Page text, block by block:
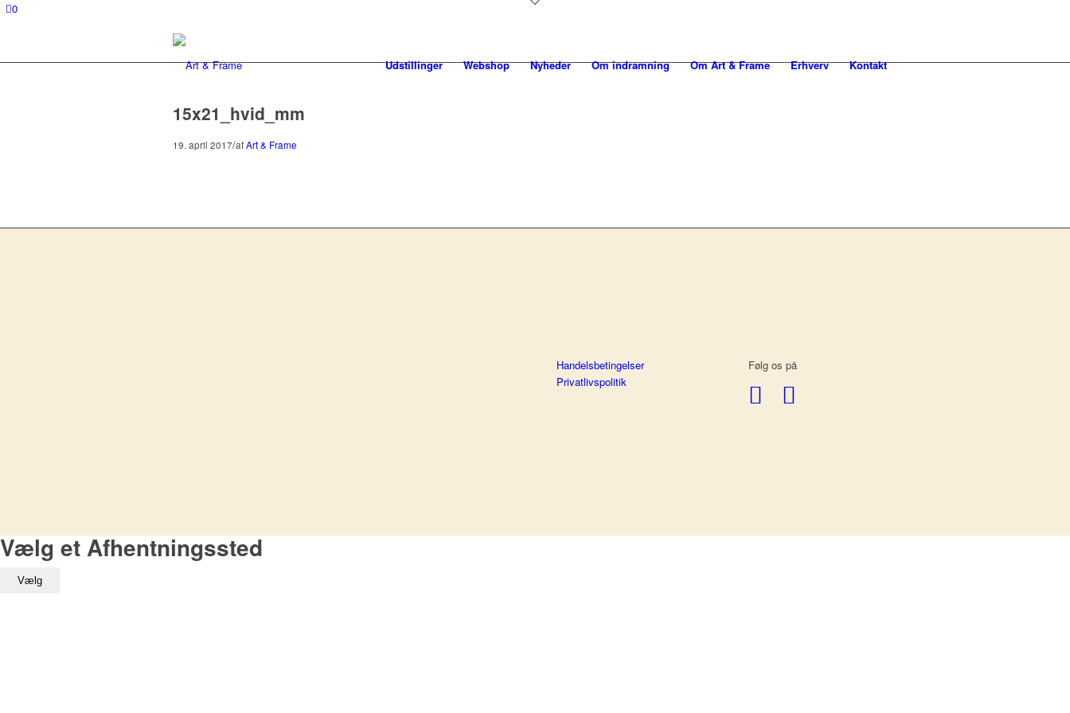
0
Udstillinger Webshop Nyheder Om indramning Om Art & Frame Erhverv Kontakt
15x21_hvid_mm
19. april 2017/afArt & Frame
Handelsbetingelser
Privatlivspolitik
Følg os på
Vælg et Afhentningssted
Vælg